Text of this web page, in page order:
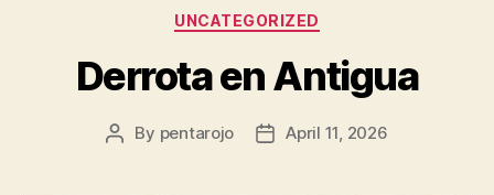
Categories
UNCATEGORIZED
Derrota en Antigua
Post
By pentarojo
PostApril 11, 2026